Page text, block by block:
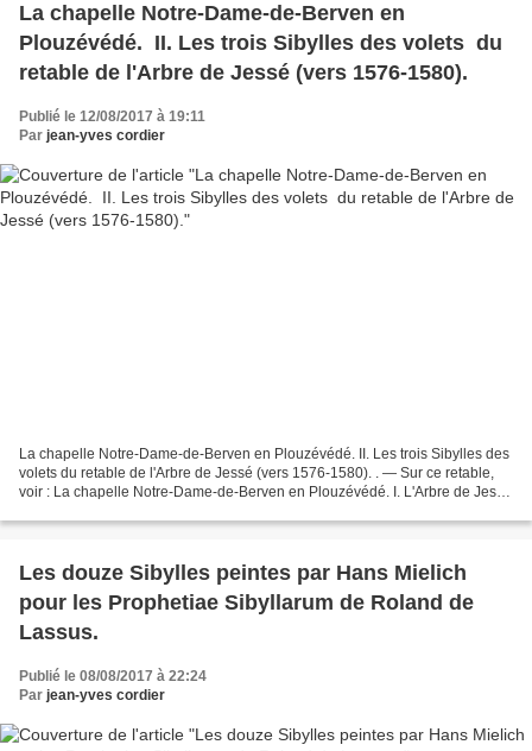
La chapelle Notre-Dame-de-Berven en
Plouzévédé. II. Les trois Sibylles des volets du
retable de l'Arbre de Jessé (vers 1576-1580).
Publié le 12/08/2017 à 19:11
Par jean-yves cordier
La chapelle Notre-Dame-de-Berven en Plouzévédé. II. Les trois Sibylles des
volets du retable de l'Arbre de Jessé (vers 1576-1580). . — Sur ce retable,
voir : La chapelle Notre-Dame-de-Berven en Plouzévédé. I. L'Arbre de Jessé
Les douze Sibylles peintes par Hans Mielich
pour les Prophetiae Sibyllarum de Roland de
Lassus.
Publié le 08/08/2017 à 22:24
Par jean-yves cordier